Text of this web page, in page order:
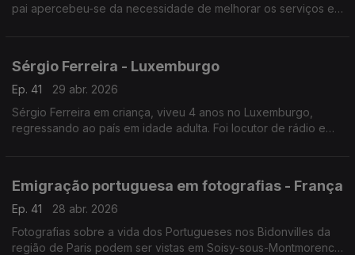
pai apercebeu-se da necessidade de melhorar os serviços e
Sérgio Ferreira - Luxemburgo
Ep. 41
29 abr. 2026
Sérgio Ferreira em criança, viveu 4 anos no Luxemburgo,
regressando ao país em idade adulta. Foi locutor de rádio e
Emigração portuguesa em fotografias - França
Ep. 41
28 abr. 2026
Fotografias sobre a vida dos Portugueses nos Bidonvilles da
região de Paris podem ser vistas em Soisy-sous-Montmorency